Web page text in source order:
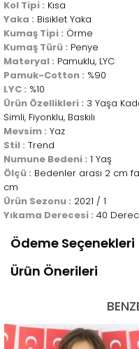
Kol Tipi : Kısa
Yaka : Bisiklet Yaka
Kumaş Tipi : Örme
Kumaş Türü : Penye
Materyal : Pamuklu, LYC
Pamuk-Cotton : %90
LYC : %10
Ürün Özellikleri : 3 Yaşa
Simli, Fiyonklu, Baskılı
Mevsim : Yaz
Stil : Trend
Numune Bedeni : 1 Yaş
Ölçü : Bedenler arası 2 cm
cm
Ürün Sezonu : 2021 / 1
Yıkama Derecesi : 40
Ödeme Seçenekleri
Ürün Önerileri